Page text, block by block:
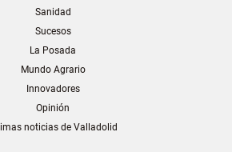
Sanidad
Sucesos
La Posada
Mundo Agrario
Innovadores
Opinión
noticias de Valladolid